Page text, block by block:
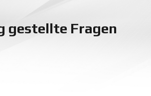
gestellte Fragen